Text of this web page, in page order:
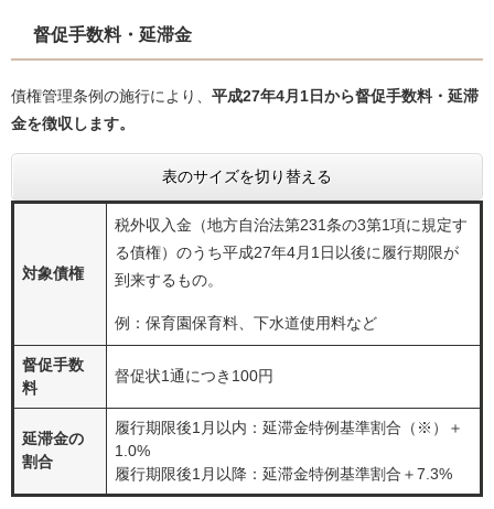
督促手数料・延滞金
債権管理条例の施行により、 平成27年4月1日から督促手数料・延滞
金を徴収します。
表のサイズを切り替える
対象債権
税外収入金（地方自治法第231条の3第1項に規定す
る債権）のうち平成27年4月1日以後に履行期限が
到来するもの。
例：保育園保育料、下水道使用料など
督促手数
料
督促状1通につき100円
延滞金の
割合
履行期限後1月以内：延滞金特例基準割合（※）＋
1.0%
履行期限後1月以降：延滞金特例基準割合＋7.3%